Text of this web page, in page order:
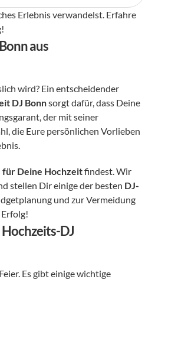
Erlebnis verwandelst. Erfahre
aus
wird? Ein entscheidender
DJ Bonn sorgt dafür, dass Deine
der mit seiner
die Eure persönlichen Vorlieben
für Deine Hochzeit findest. Wir
stellen Dir einige der besten DJ-
und zur Vermeidung
DJ
Es gibt einige wichtige